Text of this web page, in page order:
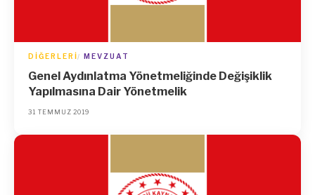
DIĞERLERI MEVZUAT
Genel Aydınlatma Yönetmeliğinde Değişiklik
Yapılmasına Dair Yönetmelik
31 TEMMUZ 2019